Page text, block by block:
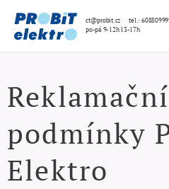
ct@probit.cz tel.:
po-pá 9-12h 13-17h
Reklamační
podmínky
Elektro